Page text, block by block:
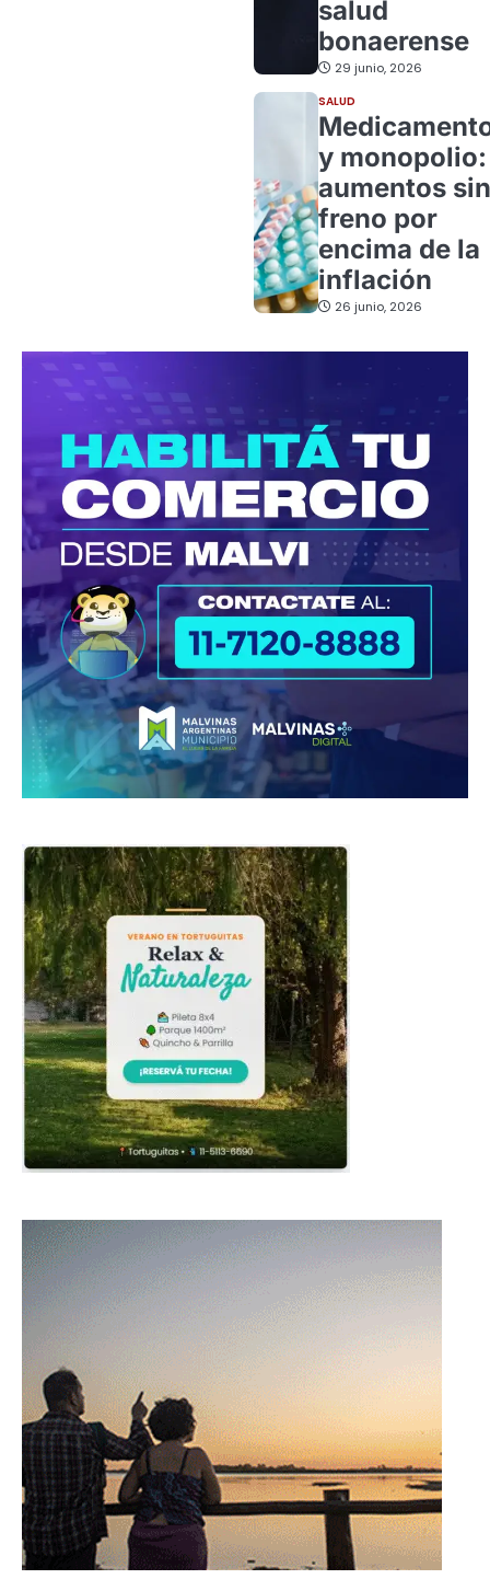
salud
bonaerense
29 junio, 2026
SALUD
y monopolio:
aumentos sin
freno por
encima de la
inflación
26 junio, 2026